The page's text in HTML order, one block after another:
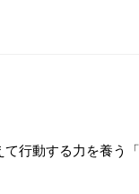
行動する力を養う